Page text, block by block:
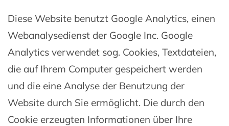
Diese Website benutzt Google Analytics, einen
Webanalysedienst der Google Inc. Google
Analytics verwendet sog. Cookies, Textdateien,
die auf Ihrem Computer gespeichert werden
und die eine Analyse der Benutzung der
Website durch Sie ermöglicht. Die durch den
Cookie erzeugten Informationen über Ihre